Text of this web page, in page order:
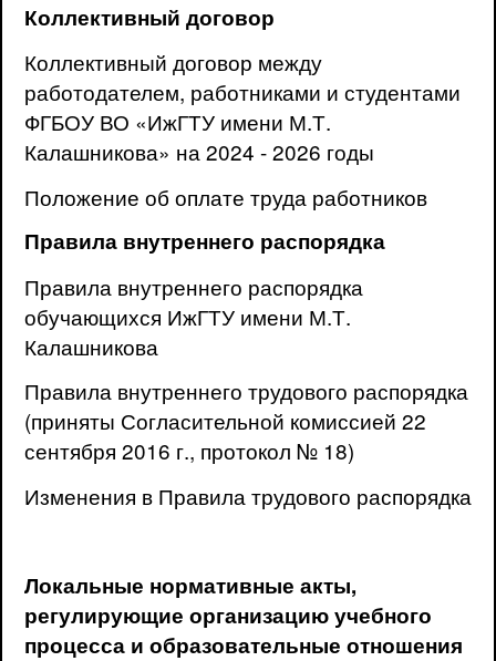
Коллективный договор
Коллективный договор между
работодателем, работниками и студентами
ФГБОУ ВО «ИжГТУ имени М.Т.
Калашникова» на 2024 - 2026 годы
Положение об оплате труда работников
Правила внутреннего распорядка
Правила внутреннего распорядка
обучающихся ИжГТУ имени М.Т.
Калашникова
Правила внутреннего трудового распорядка
(приняты Согласительной комиссией 22
сентября 2016 г., протокол № 18)
Изменения в Правила трудового распорядка
Локальные нормативные акты,
регулирующие организацию учебного
процесса и образовательные отношения